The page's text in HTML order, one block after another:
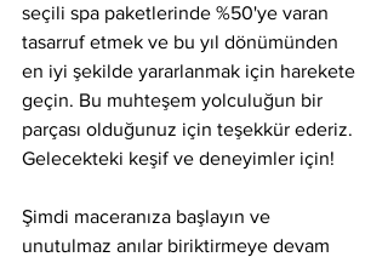
seçili spa paketlerinde %50'ye varan
tasarruf etmek ve bu yıl dönümünden
en iyi şekilde yararlanmak için harekete
geçin. Bu muhteşem yolculuğun bir
parçası olduğunuz için teşekkür ederiz.
Gelecekteki keşif ve deneyimler için!
Şimdi maceranıza başlayın ve
unutulmaz anılar biriktirmeye devam